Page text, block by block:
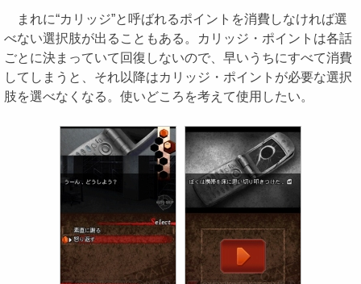
まれに“カリッジ”と呼ばれるポイントを消費しなければ選
べない選択肢が出ることもある。カリッジ・ポイントは各話
ごとに決まっていて回復しないので、早いうちにすべて消費
してしまうと、それ以降はカリッジ・ポイントが必要な選択
肢を選べなくなる。使いどころを考えて使用したい。